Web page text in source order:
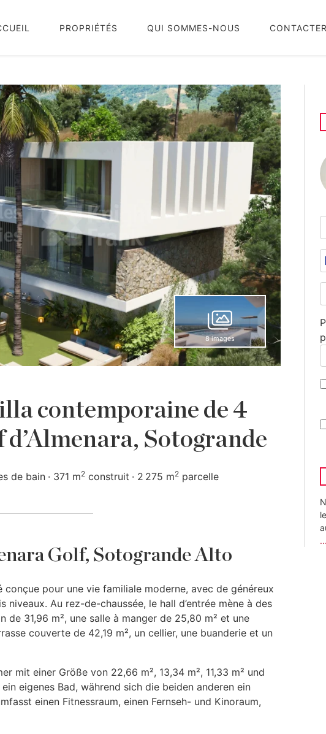
PROPRIÉTÉS QUI SOMMES-NOUS CONTACTER
8 images
contemporaine de 4
d’Almenara, Sotogrande
de bain 371 m2construit 2 275 m2parcelle
Golf, Sotogrande Alto
pour une vie familiale moderne, avec de généreux
Au rez-de-chaussée, le hall d’entrée mène à des
31,96 m², une salle à manger de 25,80 m² et une
couverte de 42,19 m², un cellier, une buanderie et un
mit einer Größe von 22,66 m², 13,34 m², 11,33 m² und
eigenes Bad, während sich die beiden anderen ein
einen Fitnessraum, einen Fernseh- und Kinoraum,